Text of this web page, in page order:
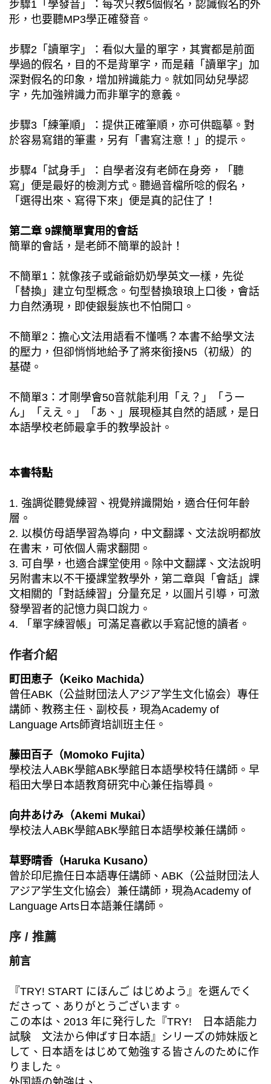
步驟1「學發音」：每次只教5個假名，認識假名的外
形，也要聽MP3學正確發音。
步驟2「讀單字」：看似大量的單字，其實都是前面
學過的假名，目的不是背單字，而是藉「讀單字」加
深對假名的印象，增加辨識能力。就如同幼兒學認
字，先加強辨識力而非單字的意義。
步驟3「練筆順」：提供正確筆順，亦可供臨摹。對
於容易寫錯的筆畫，另有「書寫注意！」的提示。
步驟4「試身手」：自學者沒有老師在身旁，「聽
寫」便是最好的檢測方式。聽過音檔所唸的假名，
「選得出來、寫得下來」便是真的記住了！
第二章 9課簡單實用的會話
簡單的會話，是老師不簡單的設計！
不簡單1：就像孩子或爺爺奶奶學英文一樣，先從
「替換」建立句型概念。句型替換琅琅上口後，會話
力自然湧現，即使銀髮族也不怕開口。
不簡單2：擔心文法用語看不懂嗎？本書不給學文法
的壓力，但卻悄悄地給予了將來銜接N5（初級）的
基礎。
不簡單3：才剛學會50音就能利用「え？」「うー
ん」「ええ。」「あ、」展現極其自然的語感，是日
本語學校老師最拿手的教學設計。
本書特點
1. 強調從聽覺練習、視覺辨識開始，適合任何年齡
層。
2. 以模仿母語學習為導向，中文翻譯、文法說明都放
在書末，可依個人需求翻閱。
3. 可自學，也適合課堂使用。除中文翻譯、文法說明
另附書末以不干擾課堂教學外，第二章與「會話」課
文相關的「對話練習」分量充足，以圖片引導，可激
發學習者的記憶力與口說力。
4. 「單字練習帳」可滿足喜歡以手寫記憶的讀者。
作者介紹
町田恵子（Keiko Machida）
曾任ABK（公益財団法人アジア学生文化協会）專任
講師、教務主任、副校長，現為Academy of
Language Arts師資培訓班主任。
藤田百子（Momoko Fujita）
學校法人ABK學館ABK學館日本語學校特任講師。早
稻田大學日本語教育研究中心兼任指導員。
向井あけみ（Akemi Mukai）
學校法人ABK學館ABK學館日本語學校兼任講師。
草野晴香（Haruka Kusano）
曾於印尼擔任日本語專任講師、ABK（公益財団法人
アジア学生文化協会）兼任講師，現為Academy of
Language Arts日本語兼任講師。
序 / 推薦
前言
『TRY! START にほんご はじめよう』を選んでく
ださって、ありがとうございます。
この本は、2013 年に発行した『TRY! 日本語能力
試験 文法から伸ばす日本語』シリーズの姉妹版と
して、日本語をはじめて勉強する皆さんのために作
りました。